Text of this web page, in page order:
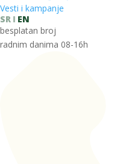
Vesti i kampanje
SR
EN
besplatan broj
radnim danima 08-16h